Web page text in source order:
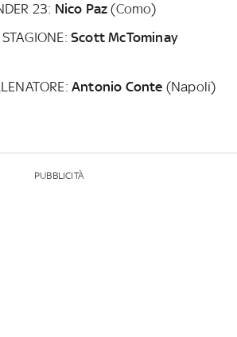
23: Nico Paz(Como)
Scott McTominay
Antonio Conte (Napoli)
PUBBLICITÀ